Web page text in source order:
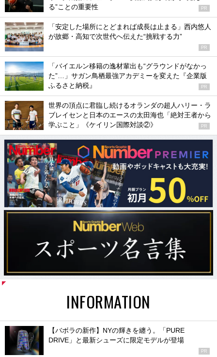
る”ことの重要性
PR
「安定した場所にとどまれば成長は止まる」西内悠人
が故郷・高知で次世代へ伝えた“挑戦する力”
PR
「バイエルン移籍の逸材輩出も“グラウンドがなかっ
た”…」サガン鳥栖最強アカデミーを変えた『企業版
ふるさと納税』
PR
世界の頂点に君臨し続けるオランダの超人ハリー・ラ
ブレイセンと日本のエースの太田海也「絶対王者から
学ぶこと」《ケイリン国際対談②》
PR
INFORMATION
【バボラの新作】NYの輝きを纏う。「PURE
DRIVE」と最新シューズに限定モデルが登場
PR